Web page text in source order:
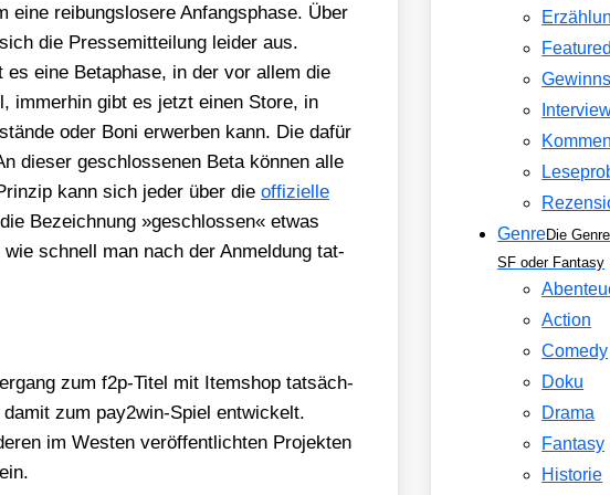
eine rei­bungs­lo­se­re Anfangs­pha­se. Über
die Pres­se­mit­tei­lung lei­der aus.
eine Beta­pha­se, in der vor allem die
immer­hin gibt es jetzt einen Store, in
oder Boni erwer­ben kann. Die dafür
die­ser geschlos­se­nen Beta kön­nen alle
kann sich jeder über die offi­zi­el­le
Bezeich­nung »geschlos­sen« etwas
schnell man nach der Anmel­dung tat­
zum f2p-Titel mit Item­shop tat­säch­
zum pay2­win-Spiel ent­wi­ckelt.
im Wes­ten ver­öf­fent­lich­ten Pro­jek­ten
GenreDie
SF oder Fantasy
Action
Comedy
Doku
Drama
Fantasy
Historie